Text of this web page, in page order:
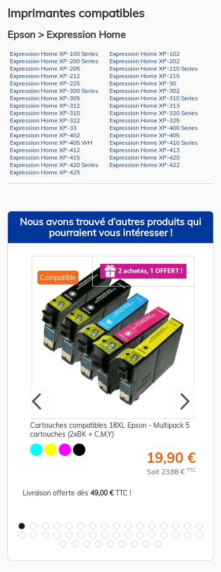
Imprimantes compatibles
Epson > Expression Home
Expression Home XP-100 Series
Expression Home XP-102
Expression Home XP-200 Series
Expression Home XP-202
Expression Home XP-205
Expression Home XP-210 Series
Expression Home XP-212
Expression Home XP-215
Expression Home XP-225
Expression Home XP-30
Expression Home XP-300 Series
Expression Home XP-302
Expression Home XP-305
Expression Home XP-310 Series
Expression Home XP-312
Expression Home XP-313
Expression Home XP-315
Expression Home XP-320 Series
Expression Home XP-322
Expression Home XP-325
Expression Home XP-33
Expression Home XP-400 Series
Expression Home XP-402
Expression Home XP-405
Expression Home XP-405 WH
Expression Home XP-410 Series
Expression Home XP-412
Expression Home XP-413
Expression Home XP-415
Expression Home XP-420
Expression Home XP-420 Series
Expression Home XP-422
Expression Home XP-425
Nous avons trouvé d’autres produits qui
pourraient vous intéresser !
Compatible
Cartouches compatibles 18XL Epson - Multipack 5
cartouches (2xBK + C,M,Y)
19,90 €
Soit 23,88 € TTC
Livraison offerte dès 49,00 €TTC !